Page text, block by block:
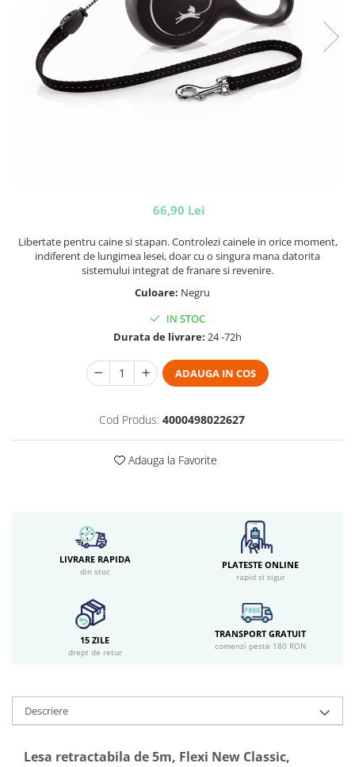
66,90 Lei
Libertate pentru caine si stapan. Controlezi cainele in orice moment,
indiferent de lungimea lesei, doar cu o singura mana datorita
sistemului integrat de franare si revenire.
Culoare: Negru
IN STOC
Durata de livrare: 24 -72h
ADAUGA IN COS
Cod Produs: 4000498022627
Adauga la Favorite
LIVRARE RAPIDA
din stoc
PLATESTE ONLINE
rapid si sigur
15 ZILE
drept de retur
TRANSPORT GRATUIT
comenzi peste 180 RON
Descriere
Lesa retractabila de 5m, Flexi New Classic,